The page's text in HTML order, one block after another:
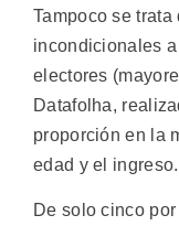
Tampoco se
incondicionales
electores
Datafolha,
proporción en la
edad y el ingreso.
De solo cinco